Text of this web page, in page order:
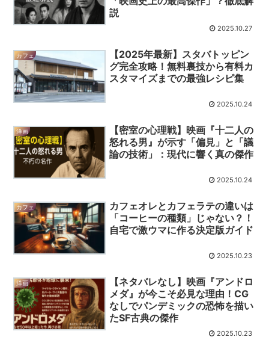
説
2025.10.27
カフェ
【2025年最新】スタバトッピン
グ完全攻略！無料裏技から有料カ
スタマイズまでの最強レシピ集
2025.10.24
洋画
【密室の心理戦】映画『十二人の
怒れる男』が示す「偏見」と「議
論の技術」：現代に響く真の傑作
2025.10.24
カフェ
カフェオレとカフェラテの違いは
「コーヒーの種類」じゃない？！
自宅で激ウマに作る決定版ガイド
2025.10.23
洋画
【ネタバレなし】映画『アンドロ
メダ』が今こそ必見な理由！CG
なしでパンデミックの恐怖を描い
たSF古典の傑作
2025.10.23